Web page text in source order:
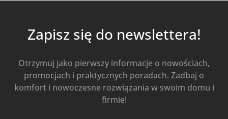
Zapisz się do newslettera!
Otrzymuj jako pierwszy informacje o nowościach,
promocjach i praktycznych poradach. Zadbaj o
komfort i nowoczesne rozwiązania w swoim domu i
firmie!